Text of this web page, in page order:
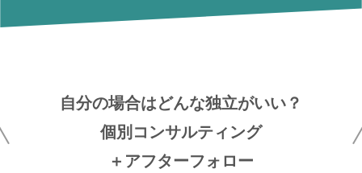
自分の場合はどんな独立がいい？
個別コンサルティング
＋アフターフォロー